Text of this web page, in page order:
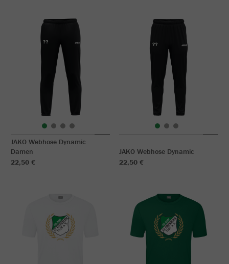
JAKO Webhose Dynamic
Damen
22,50 €
JAKO Webhose Dynamic
22,50 €